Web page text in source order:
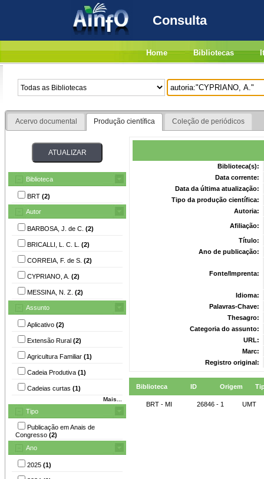
Consulta
Home Bibliotecas
Acervo documental Produção científica Coleção de periódicos
Biblioteca
BRT (2)
Autor
BARBOSA, J. de C. (2)
BRICALLI, L. C. L. (2)
CORREIA, F. de S. (2)
CYPRIANO, A. (2)
MESSINA, N. Z. (2)
Assunto
Aplicativo (2)
Extensão Rural (2)
Agricultura Familiar (1)
Cadeia Produtiva (1)
Cadeias curtas (1)
Mais...
Tipo
Publicação em Anais de
Congresso (2)
Ano
2025 (1)
Biblioteca(s):
Data corrente:
Data da última atualização:
Tipo da produção científica:
Autoria:
Afiliação:
Título:
Ano de publicação:
Fonte/Imprenta:
Idioma:
Palavras-Chave:
Thesagro:
Categoria do assunto:
URL:
Marc:
Registro original:
Biblioteca ID Origem
BRT - MI 26846 - 1 UMT